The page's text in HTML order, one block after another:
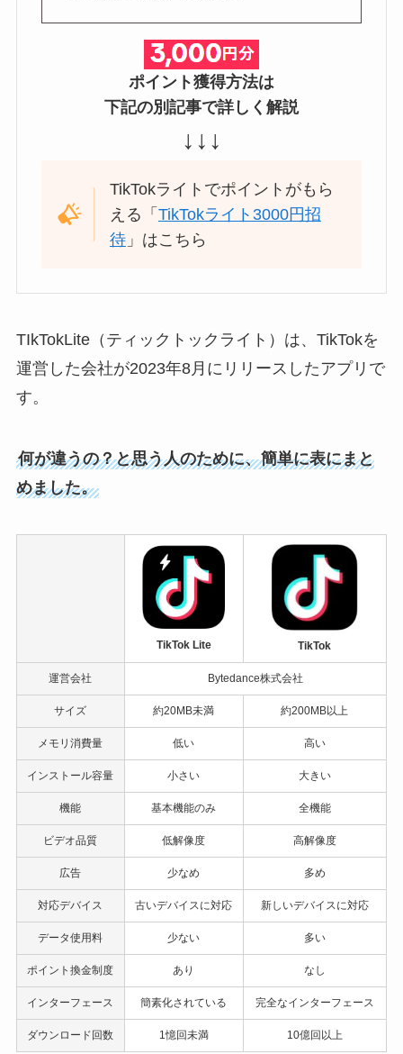
ポイント獲得方法は
下記の別記事で詳しく解説
↓↓↓
TikTokライトでポイントがもら
える「 TikTokライト3000円招
待」はこちら
TIkTokLite（ティックトックライト）は、TikTokを
運営した会社が2023年8月にリリースしたアプリで
す。
何が違うの？と思う人のために、簡単に表にまと
めました。
TikTok Lite TikTok
運営会社 Bytedance株式会社
サイズ 約20MB未満 約200MB以上
メモリ消費量 低い 高い
インストール容量 小さい 大きい
機能 基本機能のみ 全機能
ビデオ品質 低解像度 高解像度
広告 少なめ 多め
対応デバイス 古いデバイスに対応 新しいデバイスに対応
データ使用料 少ない 多い
ポイント換金制度 あり なし
インターフェース 簡素化されている 完全なインターフェース
ダウンロード回数 1憶回未満 10億回以上